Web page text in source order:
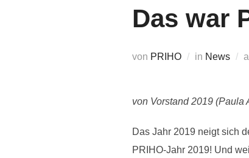
Das war
von PRIHO in News
von Vorstand 2019 (Paula
Das Jahr 2019 neigt sich
PRIHO-Jahr 2019! Und